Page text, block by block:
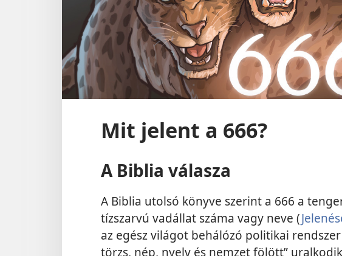
Mit jelent a 666?
A Biblia válasza
A Biblia utolsó könyve szerint a 666 a
tízszarvú vadállat száma vagy neve (
az egész világot behálózó politikai
törzs, nép, nyelv és nemzet fölött”